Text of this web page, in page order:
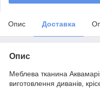
Опис Доставка
Опис
Меблева тканина
виготовлення диванів,